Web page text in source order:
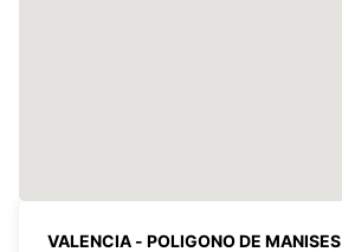
VALENCIA - POLIGONO DE MANISES